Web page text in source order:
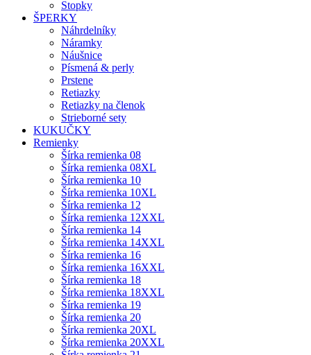
Stopky
ŠPERKY
Náhrdelníky
Náramky
Náušnice
Písmená & perly
Prstene
Retiazky
Retiazky na členok
Strieborné sety
KUKUČKY
Remienky
Šírka remienka 08
Šírka remienka 08XL
Šírka remienka 10
Šírka remienka 10XL
Šírka remienka 12
Šírka remienka 12XXL
Šírka remienka 14
Šírka remienka 14XXL
Šírka remienka 16
Šírka remienka 16XXL
Šírka remienka 18
Šírka remienka 18XXL
Šírka remienka 19
Šírka remienka 20
Šírka remienka 20XL
Šírka remienka 20XXL